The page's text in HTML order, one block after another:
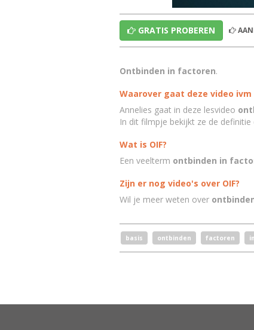
GRATIS PROBEREN
Ontbinden in factoren.
Waarover gaat deze video ivm
Annelies gaat in deze lesvideo
In dit filmpje bekijkt ze de
Wat is OIF?
Een veelterm ontbinden in
Zijn er nog video's over OIF?
Wil je meer weten over
basis ontbinden factoren in